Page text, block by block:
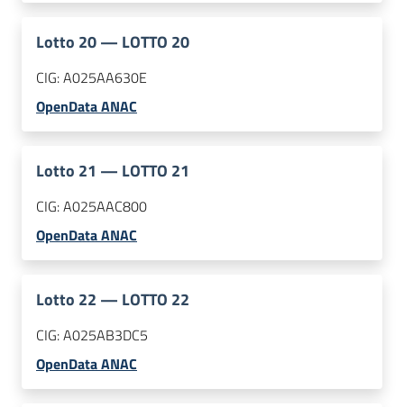
Lotto 20— LOTTO 20
CIG:A025AA630E
OpenData ANAC
Lotto 21 — LOTTO 21
CIG:A025AAC800
OpenData ANAC
Lotto 22 — LOTTO 22
CIG:A025AB3DC5
OpenData ANAC